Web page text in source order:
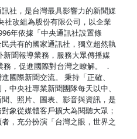
社，是台灣最具影響力的新聞媒
社改組為股份有限公司，以企業
年依據「中央通訊社設置條
共有的國家通訊社，獨立超然執
聞報導業務，服務大眾傳播媒
，促進國際對台灣之瞭解。 ．
國際新聞交流。 秉持「正確、
中央社專業新聞團隊每天以中、
、照片、圖表、影音與資訊，是
象從媒體客戶擴大為閱聽大眾；
，充分扮演「台灣之眼，世界之